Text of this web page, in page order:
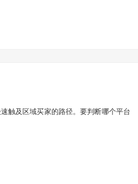
触及区域买家的路径。要判断哪个平台